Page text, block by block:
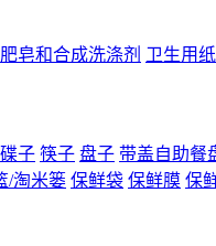
肥皂和合成洗涤剂 卫生用
碟子 筷子 盘子 带盖自助餐
/淘米篓 保鲜袋 保鲜膜 保